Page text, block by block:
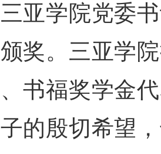
亚学院党委
奖。三亚学
书福奖学金
的殷切希望